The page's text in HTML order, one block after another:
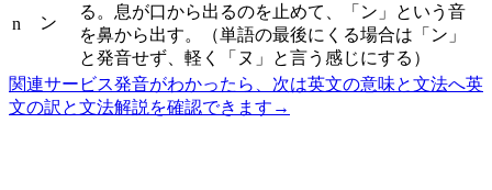
n ン
る。息が口から出るのを止めて、「ン」という音
を鼻から出す。（単語の最後にくる場合は「ン」
と発音せず、軽く「ヌ」と言う感じにする）
関連サービス発音がわかったら、次は英文の意味と文法へ英
文の訳と文法解説を確認できます →